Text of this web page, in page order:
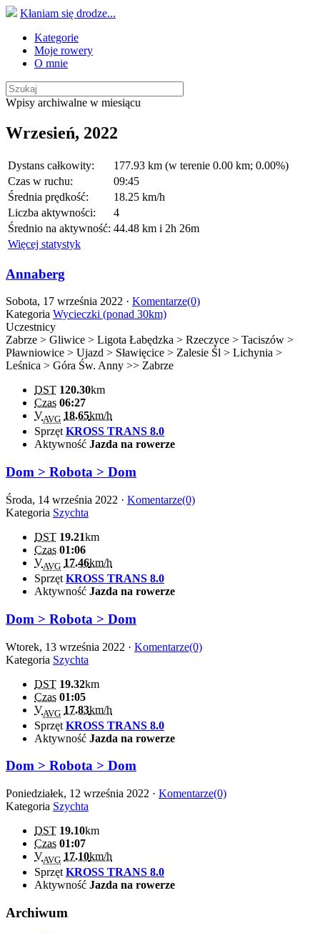
Kłaniam się drodze...
Kategorie
Moje rowery
O mnie
Wpisy archiwalne w miesiącu
Wrzesień, 2022
Dystans całkowity:
177.93 km (w terenie 0.00 km; 0.00%)
Czas w ruchu:
09:45
Średnia prędkość:
18.25 km/h
Liczba aktywności:
4
Średnio na aktywność: 44.48 km i 2h 26m
Więcej statystyk
Annaberg
Sobota, 17 września 2022 · Komentarze(0)
Kategoria Wycieczki (ponad 30km)
Uczestnicy
Zabrze > Gliwice > Ligota Łabędzka > Rzeczyce > Taciszów >
Pławniowice > Ujazd > Sławięcice > Zalesie Śl > Lichynia >
Leśnica > Góra Św. Anny >> Zabrze
DST 120.30km
Czas 06:27
VAVG 18.65km/h
SprzętKROSS TRANS 8.0
Aktywność Jazda na rowerze
Dom > Robota > Dom
Środa, 14 września 2022 · Komentarze(0)
Kategoria Szychta
DST 19.21km
Czas 01:06
VAVG 17.46km/h
Sprzęt KROSS TRANS 8.0
Aktywność Jazda na rowerze
Dom > Robota > Dom
Wtorek, 13 września 2022 · Komentarze(0)
Kategoria Szychta
DST 19.32km
Czas 01:05
VAVG 17.83km/h
Sprzęt KROSS TRANS 8.0
Aktywność Jazda na rowerze
Dom > Robota > Dom
Poniedziałek, 12 września 2022 · Komentarze(0)
Kategoria Szychta
DST 19.10km
Czas 01:07
VAVG 17.10km/h
Sprzęt KROSS TRANS 8.0
Aktywność Jazda na rowerze
Archiwum